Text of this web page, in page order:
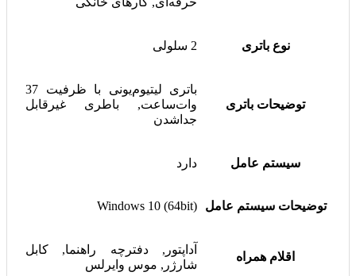
نوع باتری 2 سلولی
توضیحات باتری
باتری لیتیوم‌یونی با ظرفیت 37
وات‌ساعت, باطری غیرقابل
جداشدن
سیستم عامل دارد
توضیحات سیستم عامل Windows 10 (64bit)
اقلام همراه
آداپتور, دفترچه راهنما, کابل
شارژر, موس وایرلس